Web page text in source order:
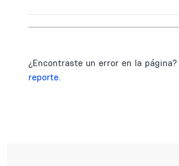
¿Encontraste un error en la página?
reporte.